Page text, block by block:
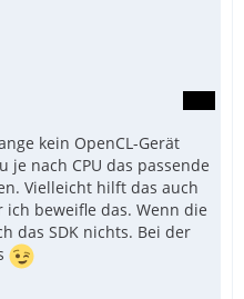
kein OpenCL-Gerät
nach CPU das passende
Vielleicht hilft das auch
beweifle das. Wenn die
das SDK nichts. Bei der